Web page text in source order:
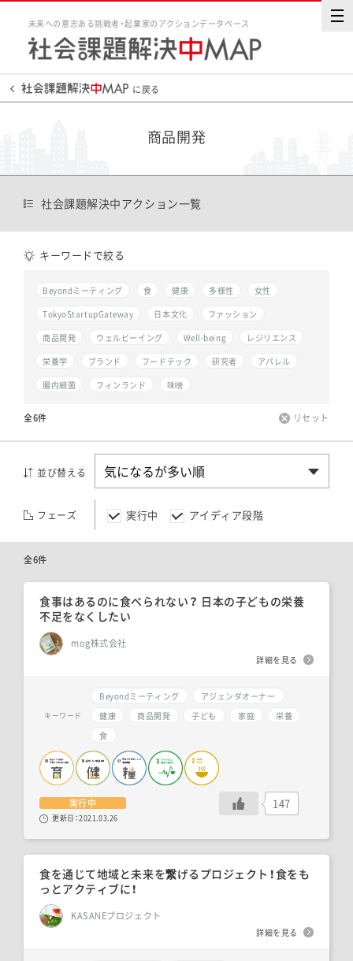
未来への意志ある挑戦者・起業家のアクションデータベース
に戻る
商品開発
社会課題解決中アクション一覧
キーワードで絞る
Beyondミーティング 食 健康 多様性
女性
TokyoStartupGateway
日本文化
ファッション
商品開発
ウェルビーイング Well-being
レジリエンス
栄養学
ブランド フードテック 研究者
アパレル
腸内細菌
フィンランド 味噌
全6件 リセット
並び替える
フェーズ 実行中 アイディア段階
全6件
食事はあるのに食べられない？ 日本の子どもの栄養
不足をなくしたい
mog株式会社
詳細を見る
キーワード
Beyondミーティング
アジェンダオーナー
健康
商品開発 子ども 家庭
栄養
食
実行中
更新日：2021.03.26
147
食を通じて地域と未来を繋げるプロジェクト！食をも
っとアクティブに！
KASANEプロジェクト
詳細を見る